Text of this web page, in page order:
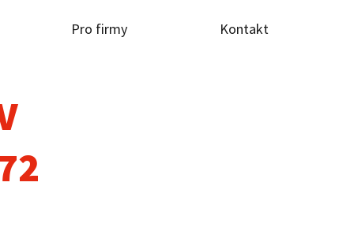
Pro firmy Kontakt